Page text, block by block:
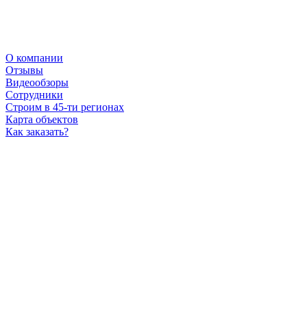
О компании
Отзывы
Видеообзоры
Сотрудники
Строим в 45-ти регионах
Карта объектов
Как заказать?